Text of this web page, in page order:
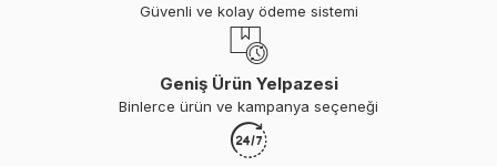
Güvenli ve kolay ödeme sistemi
Geniş Ürün Yelpazesi
Binlerce ürün ve kampanya seçeneği